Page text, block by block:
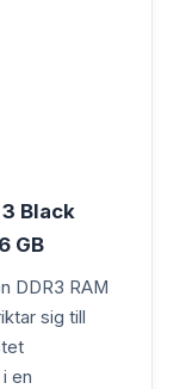
Black
GB
DDR3 RAM
sig till
en